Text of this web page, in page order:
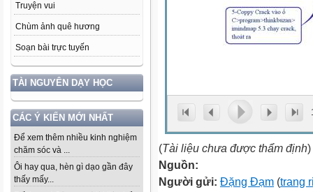
Truyện vui
Chùm ảnh quê hương
Soạn bài trực tuyến
TÀI NGUYÊN DẠY HỌC
CÁC Ý KIẾN MỚI NHẤT
Để xem thêm nhiều kinh nghiệm
chăm sóc và ...
Ôi hay qua, hèn gì dạo gần đây
thấy mấy...
(Tài liệu chưa được thẩm định)
Nguồn:
Người gửi: Đặng Đạm (trang